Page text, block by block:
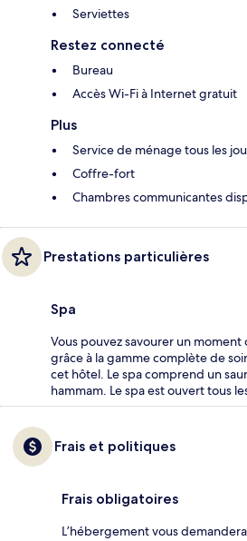
Serviettes
Restez connecté
Bureau
Accès Wi-Fi à Internet gratuit
Plus
Service de ménage tous les
Coffre-fort
Chambres communicantes
Prestations particulières
Spa
Vous pouvez savourer un
grâce à la gamme complète de
cet hôtel. Le spa comprend un
hammam. Le spa est ouvert tous
Frais et politiques
Frais obligatoires
L’hébergement vous